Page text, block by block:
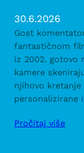
30.6.2026
Gost
fantastičnom
iz 2002. gotovo
kamere
njihovo
personalizirane
Pročitaj više